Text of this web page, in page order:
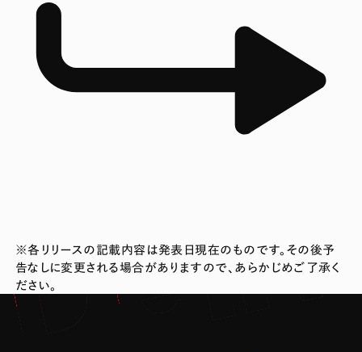
※各リリースの記載内容は発表日現在のものです。その後予
告なしに変更される場合がありますので、あらかじめご了承く
ださい。